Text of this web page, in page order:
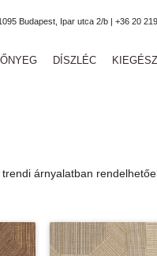
Budapest, Ipar utca 2/b | +36 20
DÍSZLÉC
árnyalatban